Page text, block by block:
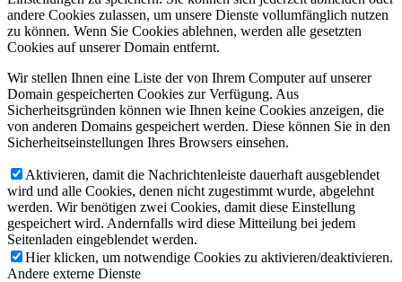
andere Cookies zulassen, um unsere Dienste vollumfänglich nutzen
zu können. Wenn Sie Cookies ablehnen, werden alle gesetzten
Cookies auf unserer Domain entfernt.
Wir stellen Ihnen eine Liste der von Ihrem Computer auf unserer
Domain gespeicherten Cookies zur Verfügung. Aus
Sicherheitsgründen können wie Ihnen keine Cookies anzeigen, die
von anderen Domains gespeichert werden. Diese können Sie in den
Sicherheitseinstellungen Ihres Browsers einsehen.
Aktivieren, damit die Nachrichtenleiste dauerhaft ausgeblendet
wird und alle Cookies, denen nicht zugestimmt wurde, abgelehnt
werden. Wir benötigen zwei Cookies, damit diese Einstellung
gespeichert wird. Andernfalls wird diese Mitteilung bei jedem
Seitenladen eingeblendet werden.
Hier klicken, um notwendige Cookies zu aktivieren/deaktivieren.
Andere externe Dienste